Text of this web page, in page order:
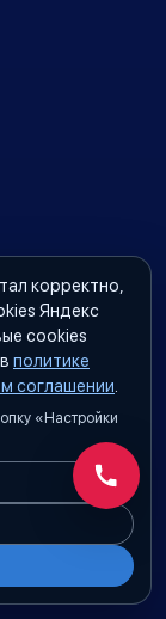
корректно,
Яндекс
cookies
политике
соглашении
«Настройки